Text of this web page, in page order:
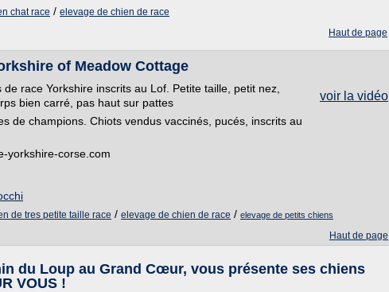
chat race / elevage de chien de race
Haut de page
of Meadow Cottage
voir la vidéo
de race Yorkshire inscrits au Lof. Petite taille, petit nez,
bien carré, pas haut sur pattes
de champions. Chiots vendus vaccinés, pucés, inscrits au
yorkshire-corse.com
de tres petite taille race / elevage de chien de race / elevage de petits chiens
Haut de page
du Loup au Grand Cœur, vous présente ses chiens
VOUS !